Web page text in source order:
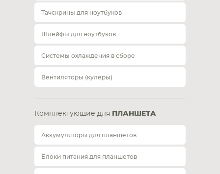
Тачскрины для ноутбуков
Шлейфы для ноутбуков
Системы охлаждения в сборе
Вентиляторы (кулеры)
Комплектующие для ПЛАНШЕТА
Аккумуляторы для планшетов
Блоки питания для планшетов